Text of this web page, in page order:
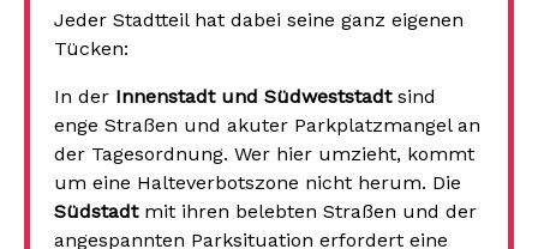
Jeder Stadtteil hat dabei seine ganz eigenen
Tücken:
In der Innenstadt und Südweststadtsind
enge Straßen und akuter Parkplatzmangel an
der Tagesordnung. Wer hier umzieht, kommt
um eine Halteverbotszone nicht herum. Die
Südstadtmit ihren belebten Straßen und der
angespannten Parksituation erfordert eine